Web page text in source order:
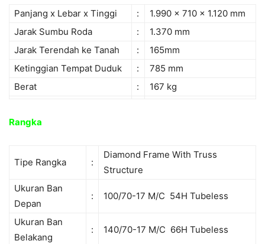
Panjang x Lebar x Tinggi :
1.990 x 710 x 1.120 mm
Jarak Sumbu Roda
:
1.370 mm
Jarak Terendah ke Tanah
:
165mm
Ketinggian Tempat Duduk
:
785 mm
Berat
: 167 kg
Rangka
Tipe Rangka :
Diamond Frame With Truss
Structure
Ukuran Ban
Depan
: 100/70-17 M/C 54H Tubeless
Ukuran Ban
Belakang
: 140/70-17 M/C 66H Tubeless